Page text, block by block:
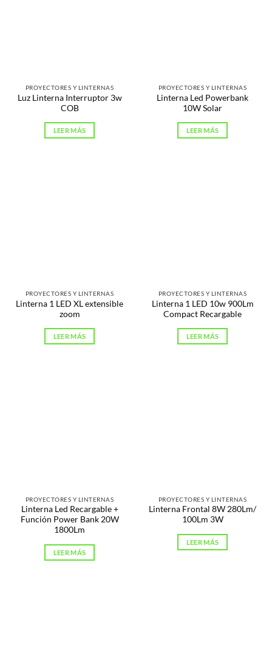
PROYECTORES Y LINTERNAS
Luz Linterna Interruptor 3w
COB
LEER MÁS
PROYECTORES Y LINTERNAS
Linterna Led Powerbank
10W Solar
LEER MÁS
PROYECTORES Y LINTERNAS
Linterna 1 LED XL extensible
zoom
LEER MÁS
PROYECTORES Y LINTERNAS
Linterna 1 LED 10w 900Lm
Compact Recargable
LEER MÁS
PROYECTORES Y LINTERNAS
Linterna Led Recargable +
Función Power Bank 20W
1800Lm
LEER MÁS
PROYECTORES Y LINTERNAS
Linterna Frontal 8W 280Lm/
100Lm 3W
LEER MÁS